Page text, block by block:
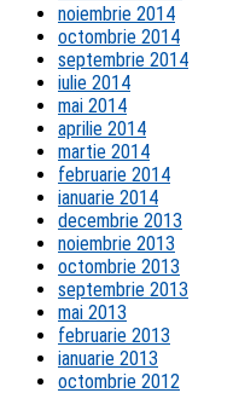
noiembrie 2014
octombrie 2014
septembrie 2014
iulie 2014
mai 2014
aprilie 2014
martie 2014
februarie 2014
ianuarie 2014
decembrie 2013
noiembrie 2013
octombrie 2013
septembrie 2013
mai 2013
februarie 2013
ianuarie 2013
octombrie 2012